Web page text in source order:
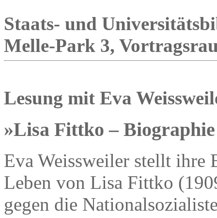
Staats- und
Melle-Park 3,
Lesung mit Eva
»Lisa Fittko –
Eva Weissweiler stellt ihre
Leben von Lisa Fittko
gegen die